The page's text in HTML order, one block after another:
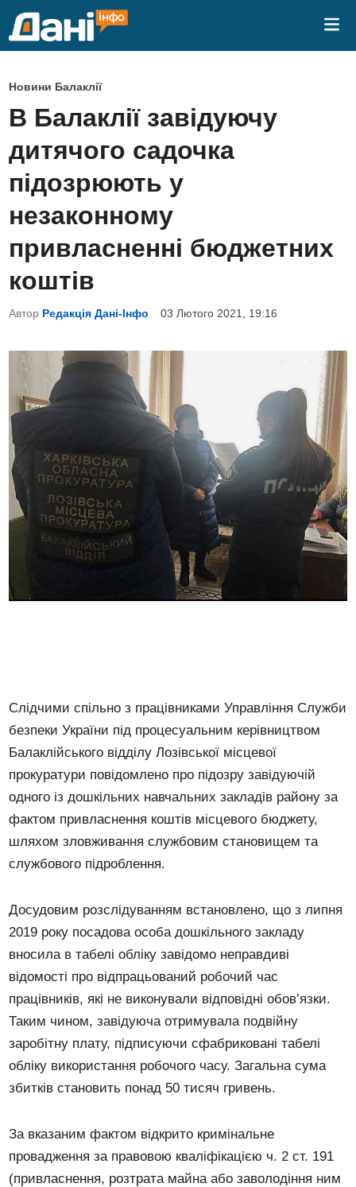
P
o
s
t
e
d
n
Новини Балаклії
В Балаклії завідуючу
дитячого садочка
підозрюють у
незаконному
привласненні бюджетних
коштів
Автор Редакція Дані-Інфо 03 Лютого 2021, 19:16
Слідчими спільно з працівниками Управління Служби
безпеки України під процесуальним керівництвом
Балаклійського відділу Лозівської місцевої
прокуратури повідомлено про підозру завідуючій
одного із дошкільних навчальних закладів району за
фактом привласнення коштів місцевого бюджету,
шляхом зловживання службовим становищем та
службового підроблення.
Досудовим розслідуванням встановлено, що з липня
2019 року посадова особа дошкільного закладу
вносила в табелі обліку завідомо неправдиві
відомості про відпрацьований робочий час
працівників, які не виконували відповідні обов’язки.
Таким чином, завідуюча отримувала подвійну
заробітну плату, підписуючи сфабриковані табелі
обліку використання робочого часу. Загальна сума
збитків становить понад 50 тисяч гривень.
За вказаним фактом відкрито кримінальне
провадження за правовою кваліфікацією ч. 2 ст. 191
(привласнення, розтрата майна або заволодіння ним